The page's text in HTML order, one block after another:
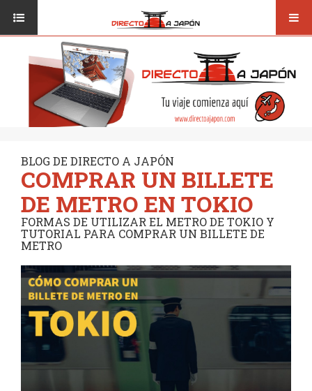
CONSEJOS
DESTINOS
RESTAURANTES
SEGUROS
ISI JAPANESE LANGUAGE SCHOOL
BLOG DE DIRECTO A JAPÓN
COMPRAR UN BILLETE
DE METRO EN TOKIO
FORMAS DE UTILIZAR EL METRO DE TOKIO Y
TUTORIAL PARA COMPRAR UN BILLETE DE
METRO
VIAJAR A JAPÓN
VUELOS
TRANSPORTE
DESTINOS
RUTAS / MAPAS
CULTURA
RESTAURANTES
SEGUROS
ARRAY